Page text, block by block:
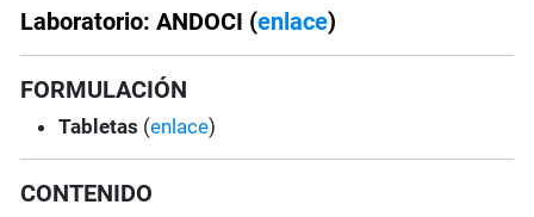
Laboratorio: ANDOCI (enlace)
FORMULACIÓN
Tabletas (enlace)
CONTENIDO